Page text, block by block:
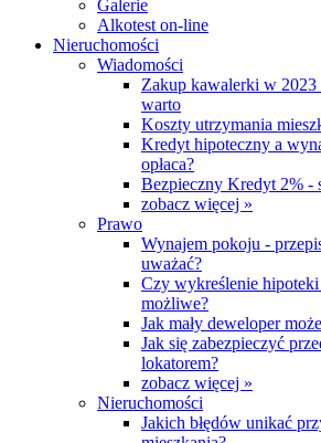
Galerie
Alkotest on-line
Nieruchomości
Wiadomości
Zakup kawalerki w
warto
Koszty utrzymania
Kredyt hipoteczny a
opłaca?
Bezpieczny Kredyt 2% -
zobacz więcej »
Prawo
Wynajem pokoju -
uważać?
Czy wykreślenie
możliwe?
Jak mały deweloper
Jak się zabezpieczyć
lokatorem?
zobacz więcej »
Nieruchomości
Jakich błędów unikać